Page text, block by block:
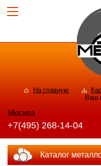
На главную
Ваш
Москва
+7(495) 268-14-04
Каталог